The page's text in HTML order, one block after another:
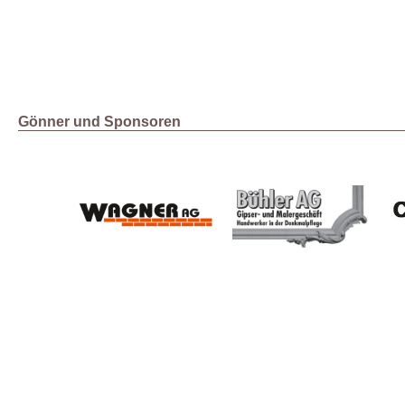
Gönner und Sponsoren